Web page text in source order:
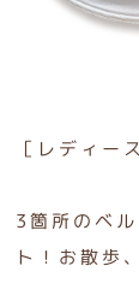
［レディー
3箇所のベ
ト！お散歩